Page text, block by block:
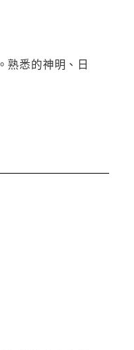
熟悉的神明、日